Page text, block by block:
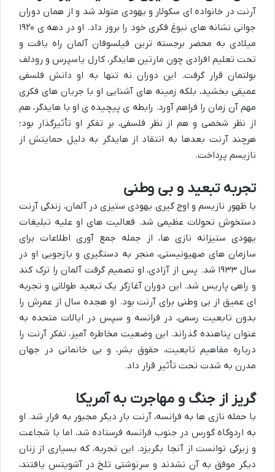
آرنت در خانواده ای سکولار و یهودی متولد شد و از همان دوران
جوانی نشانه های نبوغ فکری خود را بروز داد. او در دهه ی ۱۹۲۰
میلادی به محضر برجسته ترین فیلسوفان آلمان راه یافت و
تحت تعلیم افرادی چون مارتین هایدگر، کارل یاسپرس و رودلف
بولتمان قرار گرفت. این دوران نه تنها به او دانش فلسفی
عمیقی بخشید، بلکه زمینه های آشنایی او با جریان های فکری
مهم آن زمان را فراهم آورد. رابطه ی پیچیده ی او با هایدگر، هم
از نظر شخصی و هم از نظر فلسفی، بر تفکر او تأثیرگذار بود؛
هرچند آرنت بعدها به انتقاد از هایدگر به دلیل حمایتش از
نازیسم پرداخت.
تجربه تبعید و بی وطنی
با ظهور نازیسم و اوج گیری یهودی ستیزی در آلمان، زندگی آرنت
دستخوش تحولات عظیمی شد. فعالیت های او علیه تبلیغات
یهودی ستیزانه نازی ها، از جمله جمع آوری اطلاعات برای
سازمان های صهیونیستی، منجر به دستگیری و بازجویی او در
سال ۱۹۳۳ شد. پس از آزادی، او تصمیم گرفت آلمان را ترک کند
و راهی پاریس شد. این دوران آغازگر یک تبعید طولانی و تجربه
ای عمیق از بی وطنی برای آرنت بود. او هجده سال از عمرش را
بدون تابعیت رسمی، در فرانسه و سپس در ایالات متحده به
عنوان پناهنده گذراند. این وضعیت مخاطره آمیز، تفکر آرنت را
درباره مفاهیم تابعیت، حقوق بشر، و بی خانمانی در جهان
مدرن به شدت تحت تأثیر قرار داد.
گریز از جنگ و مهاجرت به آمریکا
با حمله نازی ها به فرانسه، آرنت بار دیگر مجبور به فرار شد. او
به اردوگاه گورس در جنوب فرانسه فرستاده شد، اما با شجاعت
و زیرکی توانست از آنجا بگریزد. این تجربه، که بسیاری از زنان
دیگر موفق به آن نشدند و سرنوشتی تلخ در آشویتس یافتند،